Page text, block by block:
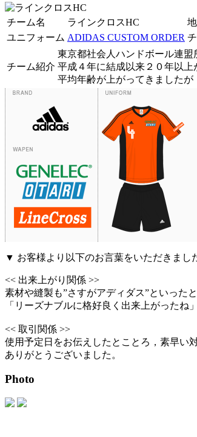
チーム名 ラインクロスHC
ユニフォーム ADIDAS CUSTOM ORDER
チーム紹介
東京都社会人ハンドボール連盟
平成４年に結成以来２０年以上
平均年齢が上がってきましたが
▼ お客様より以下のお言葉をいただきまし
<< 出来上がり関係 >>
素材や縫製も”さすがアディダス”といった
「リーズナブルに格好良く出来上がったね
<< 取引関係 >>
使用予定日をお伝えしたとことろ，素早い
ありがとうございました。
Photo